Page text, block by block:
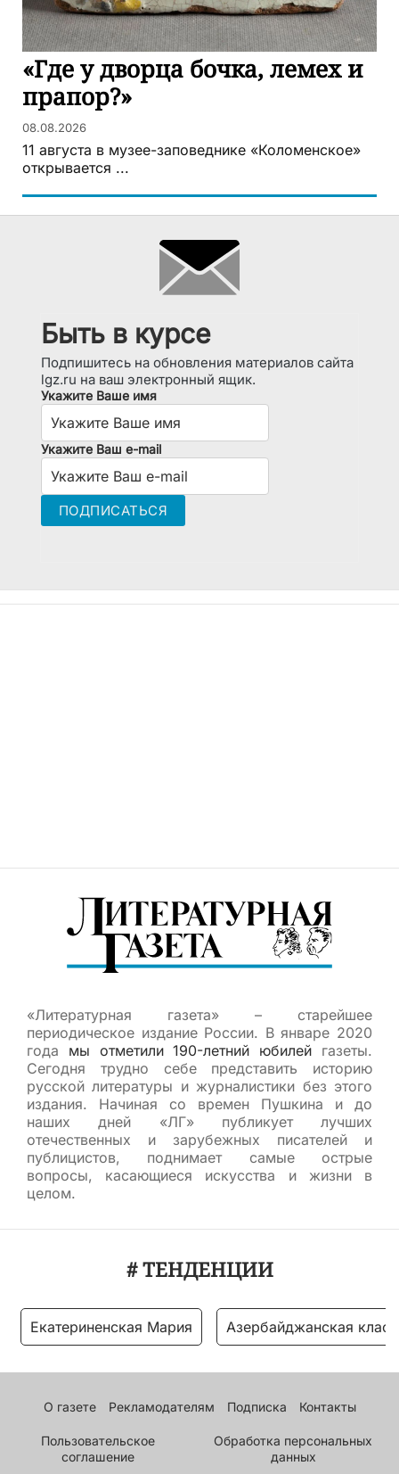
«Где у дворца бочка, лемех и
прапор?»
08.08.2026
11 августа в музее-заповеднике «Коломенское»
открывается ...
Быть в курсе
Подпишитесь на обновления материалов сайта
lgz.ru на ваш электронный ящик.
Укажите Ваше имя
Укажите Ваш e-mail
«Литературная газета» – старейшее
периодическое издание России. В январе 2020
года мы отметили 190-летний юбилей газеты.
Сегодня трудно себе представить историю
русской литературы и журналистики без этого
издания. Начиная со времен Пушкина и до
наших дней «ЛГ» публикует лучших
отечественных и зарубежных писателей и
публицистов, поднимает самые острые
вопросы, касающиеся искусства и жизни в
целом.
# ТЕНДЕНЦИИ
Екатериненская Мария Азербайджанская
О газете Рекламодателям Подписка Контакты
Пользовательское
соглашение
Обработка персональных
данных